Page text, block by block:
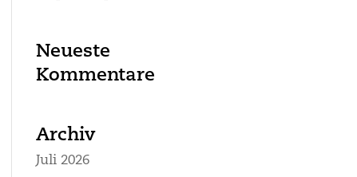
Neueste
Kommentare
Archiv
Juli 2026